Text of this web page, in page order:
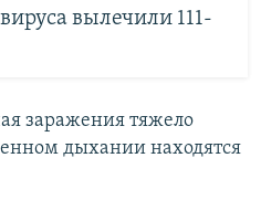
вылечили 111-
заражения тяжело
дыхании находятся